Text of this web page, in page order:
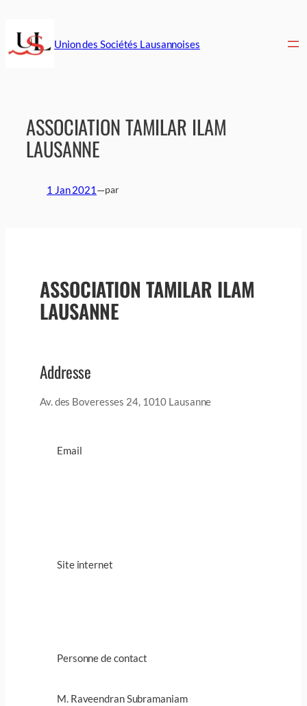
contenu
Union des Sociétés Lausannoises
ASSOCIATION TAMILAR ILAM
LAUSANNE
1 Jan 2021 —par
ASSOCIATION TAMILAR ILAM
LAUSANNE
Addresse
Av. des Boveresses 24, 1010 Lausanne
Email
Site internet
Personne de contact
M. Raveendran Subramaniam